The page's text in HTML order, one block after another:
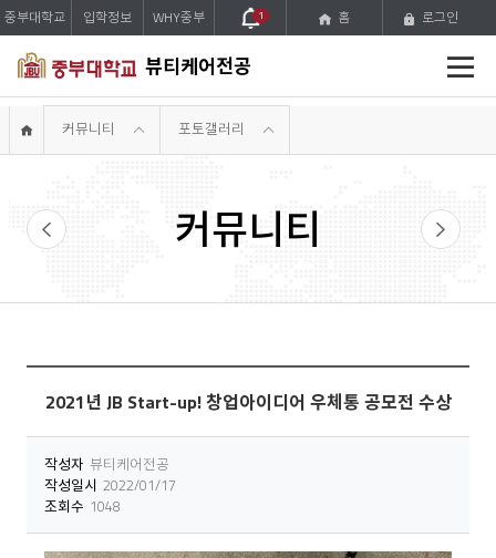
뷰티케어전공
메
중부대학교 입학정보 WHY중부 1 홈 로그인
커뮤니티
커뮤니티 포토갤러리
2021년 JB Start-up! 창업아이디어 우체통 공모전 수상
작성자 뷰티케어전공
작성일시 2022/01/17
조회수 1048